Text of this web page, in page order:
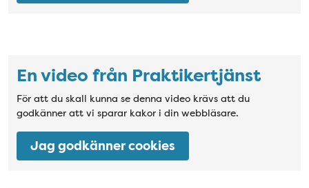
Video: samtycke saknas
En video från Praktikertjänst
För att du skall kunna se denna video krävs att du
godkänner att vi sparar kakor i din webbläsare.
Jag godkänner cookies